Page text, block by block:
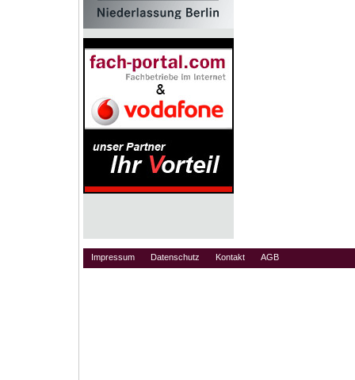
Impressum Datenschutz Kontakt AGB